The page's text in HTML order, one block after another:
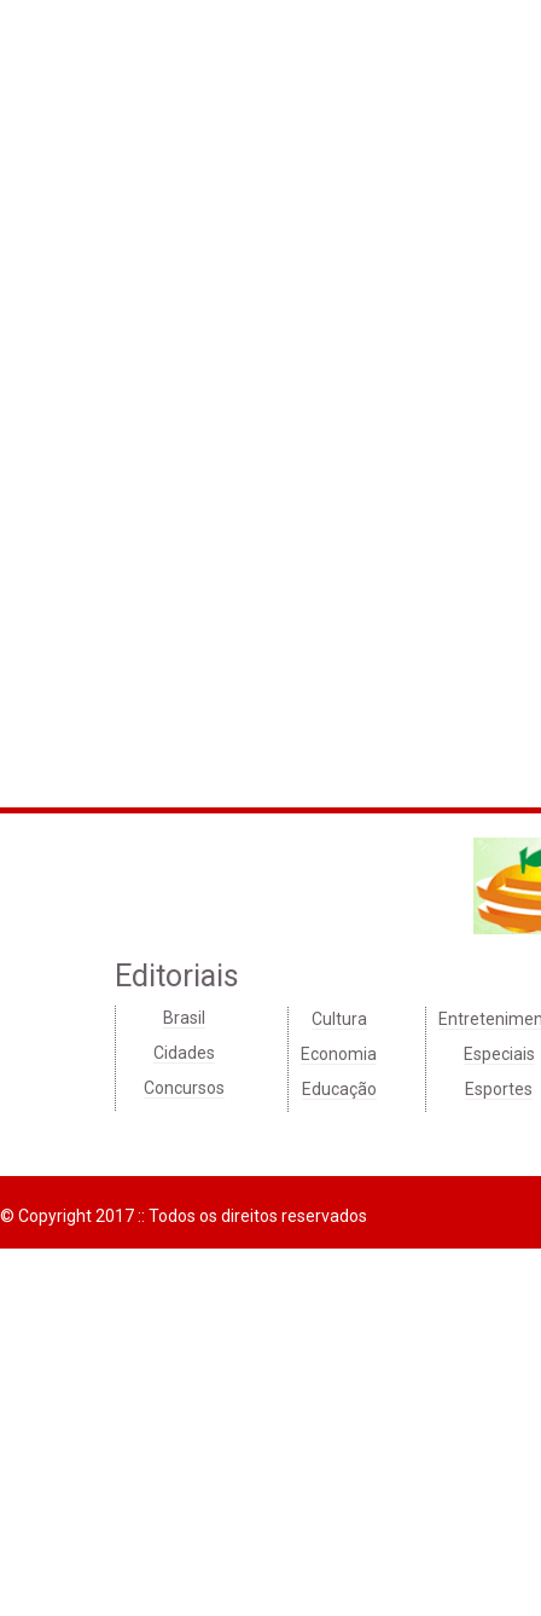
Editoriais
Brasil
Cidades
Concursos
Cultura
Economia
Educação
Especiais
Esportes
© Copyright 2017 :: Todos os direitos reservados